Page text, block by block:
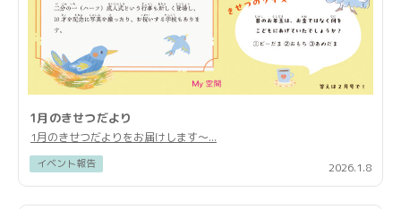
1月のきせつだより
1月のきせつだよりをお届けします〜...
2026.1.8
イベント報告